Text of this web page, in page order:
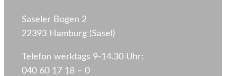
Saseler Bogen 2
22393 Hamburg (Sasel)
Telefon werktags 9-14.30 Uhr:
040 60 17 18 – 0